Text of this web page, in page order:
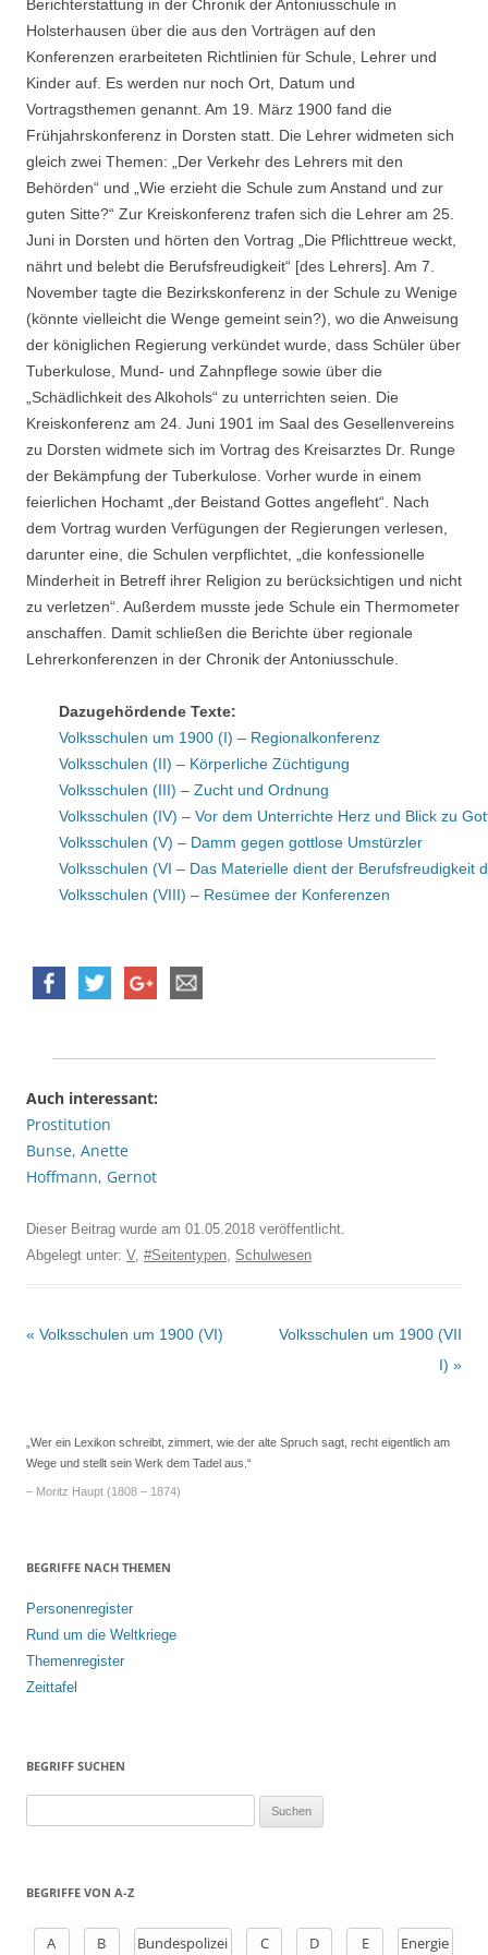
Berichterstattung in der Chronik der Antoniusschule in
Holsterhausen über die aus den Vorträgen auf den
Konferenzen erarbeiteten Richtlinien für Schule, Lehrer und
Kinder auf. Es werden nur noch Ort, Datum und
Vortragsthemen genannt. Am 19. März 1900 fand die
Frühjahrskonferenz in Dorsten statt. Die Lehrer widmeten sich
gleich zwei Themen: „Der Verkehr des Lehrers mit den
Behörden“ und „Wie erzieht die Schule zum Anstand und zur
guten Sitte?“ Zur Kreiskonferenz trafen sich die Lehrer am 25.
Juni in Dorsten und hörten den Vortrag „Die Pflichttreue weckt,
nährt und belebt die Berufsfreudigkeit“ [des Lehrers]. Am 7.
November tagte die Bezirkskonferenz in der Schule zu Wenige
(könnte vielleicht die Wenge gemeint sein?), wo die Anweisung
der königlichen Regierung verkündet wurde, dass Schüler über
Tuberkulose, Mund- und Zahnpflege sowie über die
„Schädlichkeit des Alkohols“ zu unterrichten seien. Die
Kreiskonferenz am 24. Juni 1901 im Saal des Gesellenvereins
zu Dorsten widmete sich im Vortrag des Kreisarztes Dr. Runge
der Bekämpfung der Tuberkulose. Vorher wurde in einem
feierlichen Hochamt „der Beistand Gottes angefleht“. Nach
dem Vortrag wurden Verfügungen der Regierungen verlesen,
darunter eine, die Schulen verpflichtet, „die konfessionelle
Minderheit in Betreff ihrer Religion zu berücksichtigen und nicht
zu verletzen“. Außerdem musste jede Schule ein Thermometer
anschaffen. Damit schließen die Berichte über regionale
Lehrerkonferenzen in der Chronik der Antoniusschule.
Dazugehördende Texte:
Volksschulen um 1900 (I) – Regionalkonferenz
Volksschulen (II) – Körperliche Züchtigung
Volksschulen (III) – Zucht und Ordnung
Volksschulen (IV) – Vor dem Unterrichte Herz und Blick zu
Volksschulen (V) – Damm gegen gottlose Umstürzler
Volksschulen (VI – Das Materielle dient der Berufsfreudigkeit
Volksschulen (VIII) – Resümee der Konferenzen
Auch interessant:
Prostitution
Bunse, Anette
Hoffmann, Gernot
Dieser Beitrag wurde am 01.05.2018 veröffentlicht.
Abgelegt unter: V, #Seitentypen Schulwesen
Beitrags-
« Volksschulen um 1900 (VI)
Volksschulen um 1900 (VII
I) »
„Wer ein Lexikon schreibt, zimmert, wie der alte Spruch sagt, recht eigentlich am
Wege und stellt sein Werk dem Tadel aus.“
– Moritz Haupt (1808 – 1874)
BEGRIFFE NACH THEMEN
Personenregister
Rund um die Weltkriege
Themenregister
Zeittafel
BEGRIFF SUCHEN
h
BEGRIFFE VON A-Z
A B Bundespolizei C D E Energie